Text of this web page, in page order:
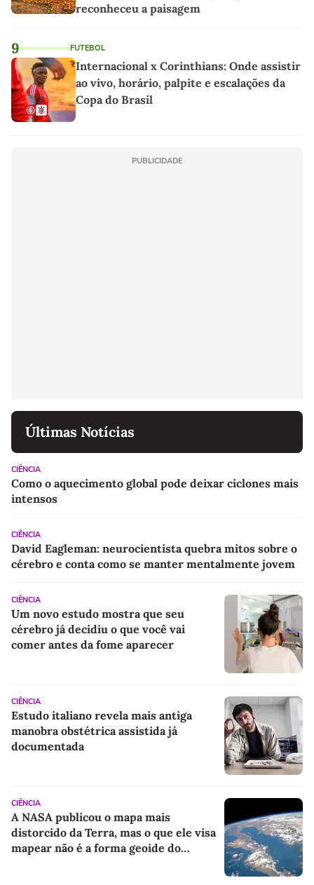
reconheceu a paisagem
9 FUTEBOL
Internacional x Corinthians: Onde assistir
ao vivo, horário, palpite e escalações da
Copa do Brasil
PUBLICIDADE
Últimas Notícias
CIÊNCIA
Como o aquecimento global pode deixar ciclones mais
intensos
CIÊNCIA
David Eagleman: neurocientista quebra mitos sobre o
cérebro e conta como se manter mentalmente jovem
CIÊNCIA
Um novo estudo mostra que seu
cérebro já decidiu o que você vai
comer antes da fome aparecer
CIÊNCIA
Estudo italiano revela mais antiga
manobra obstétrica assistida já
documentada
CIÊNCIA
A NASA publicou o mapa mais
distorcido da Terra, mas o que ele visa
mapear não é a forma geoide do